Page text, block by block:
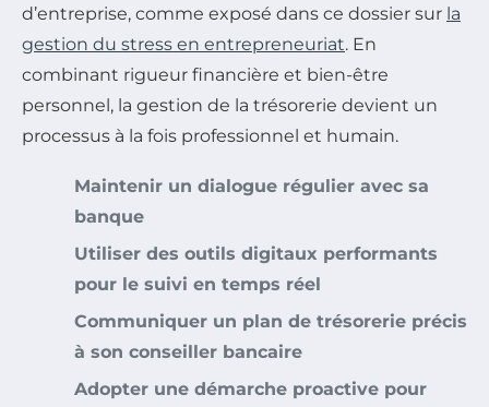
d’entreprise, comme exposé dans ce dossier sur la
gestion du stress en entrepreneuriat. En
combinant rigueur financière et bien-être
personnel, la gestion de la trésorerie devient un
processus à la fois professionnel et humain.
Maintenir un dialogue régulier avec sa
banque
Utiliser des outils digitaux performants
pour le suivi en temps réel
Communiquer un plan de trésorerie précis
à son conseiller bancaire
Adopter une démarche proactive pour